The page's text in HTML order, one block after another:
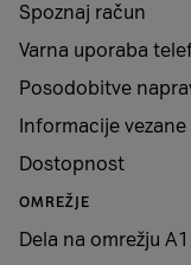
Spoznaj račun
Varna uporaba
Posodobitve
Informacije
Dostopnost
OMREŽJE
Dela na omrežju A1